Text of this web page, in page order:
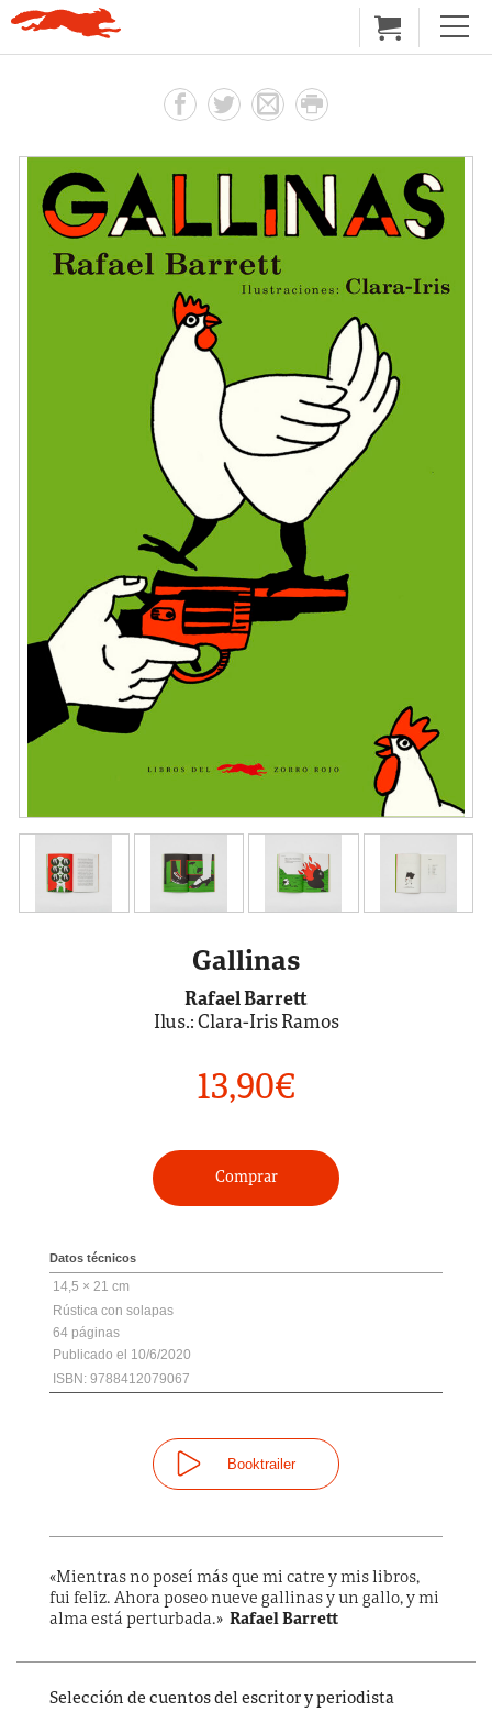
Gallinas
Rafael Barrett
Ilus.: Clara-Iris Ramos
13,90€
Comprar
Datos técnicos
14,5 × 21 cm
Rústica con solapas
64 páginas
10/6/2020
ISBN: 9788412079067
Booktrailer
«Mientras no poseí más que mi catre y mis libros,
fui feliz. Ahora poseo nueve gallinas y un gallo, y mi
alma está perturbada.» Rafael Barrett
Selección de cuentos del escritor y periodista